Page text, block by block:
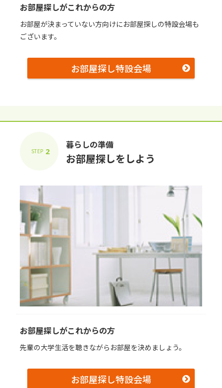
お部屋探しがこれからの⽅
お部屋が決まっていない⽅向けにお部屋探しの特設会場も
ございます。
お部屋探し特設会場
STEP 2
暮らしの準備
お部屋探しをしよう
お部屋探しがこれからの⽅
先輩の⼤学⽣活を聴きながらお部屋を決めましょう。
お部屋探し特設会場